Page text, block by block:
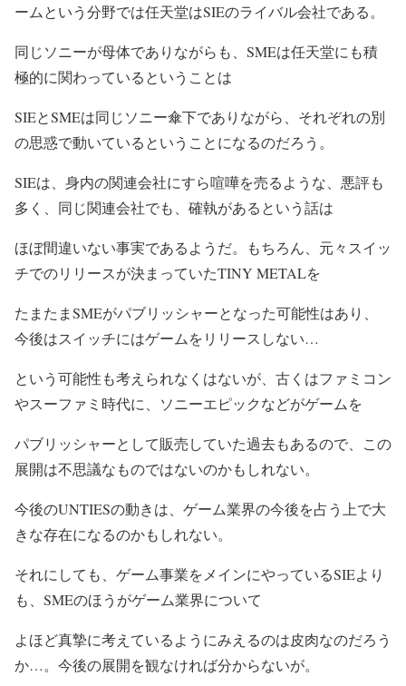
ームという分野では任天堂はSIEのライバル会社である。
同じソニーが母体でありながらも、SMEは任天堂にも積
極的に関わっているということは
SIEとSMEは同じソニー傘下でありながら、それぞれの別
の思惑で動いているということになるのだろう。
SIEは、身内の関連会社にすら喧嘩を売るような、悪評も
多く、同じ関連会社でも、確執があるという話は
ほぼ間違いない事実であるようだ。もちろん、元々スイッ
チでのリリースが決まっていたTINY METALを
たまたまSMEがパブリッシャーとなった可能性はあり、
今後はスイッチにはゲームをリリースしない…
という可能性も考えられなくはないが、古くはファミコン
やスーファミ時代に、ソニーエピックなどがゲームを
パブリッシャーとして販売していた過去もあるので、この
展開は不思議なものではないのかもしれない。
今後のUNTIESの動きは、ゲーム業界の今後を占う上で大
きな存在になるのかもしれない。
それにしても、ゲーム事業をメインにやっているSIEより
も、SMEのほうがゲーム業界について
よほど真摯に考えているようにみえるのは皮肉なのだろう
か…。今後の展開を観なければ分からないが。